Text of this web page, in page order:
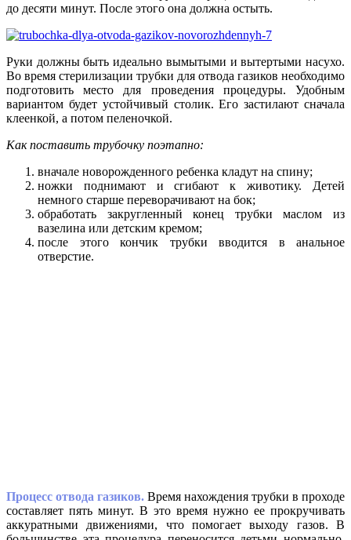
до десяти минут. После этого она должна остыть.
Руки должны быть идеально вымытыми и вытертыми насухо.
Во время стерилизации трубки для отвода газиков необходимо
подготовить место для проведения процедуры. Удобным
вариантом будет устойчивый столик. Его застилают сначала
клеенкой, а потом пеленочкой.
Как поставить трубочку поэтапно:
вначале новорожденного ребенка кладут на спину;
ножки поднимают и сгибают к животику. Детей
немного старше переворачивают на бок;
обработать закругленный конец трубки маслом из
вазелина или детским кремом;
после этого кончик трубки вводится в анальное
отверстие.
Процесс отвода газиков. Время нахождения трубки в проходе
составляет пять минут. В это время нужно ее прокручивать
аккуратными движениями, что помогает выходу газов. В